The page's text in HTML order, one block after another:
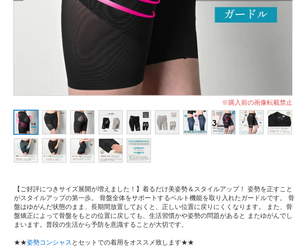
※購入前の画像転載禁止
【ご好評につきサイズ展開が増えました！】着るだけ美姿勢＆スタイルアップ！ 姿勢を正すこと
がスタイルアップの第一歩。 骨盤全体をサポートするベルト機能を取り入れたガードルです。 骨
盤はゆがんだ状態のまま、長期間放置しておくと、正しい位置に戻りにくくなります。 また、骨
盤矯正によって骨盤をもとの位置に戻しても、生活習慣かや姿勢の問題があると またゆがんでし
まいます。普段の生活から予防を意識することが大切です。
★★姿勢コンシャス とセットでの着用をオススメ致します★★